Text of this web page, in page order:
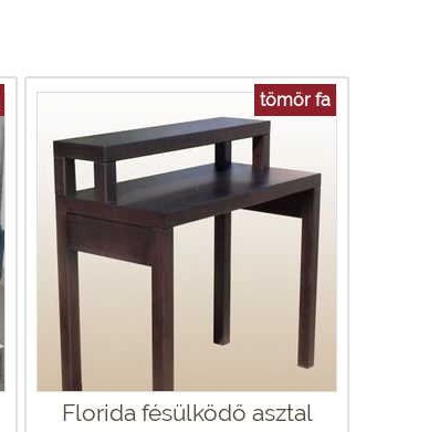
tömör fa
Florida fésülködő asztal